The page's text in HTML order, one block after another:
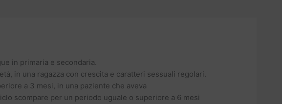
in primaria e secondaria.
in una ragazza con crescita e caratteri sessuali regolari.
a 3 mesi, in una paziente che aveva
scompare per un periodo uguale o superiore a 6 mesi